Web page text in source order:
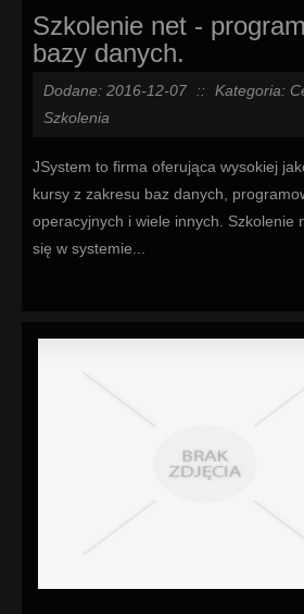
Szkolenie net -
bazy danych.
Dodane: 2016-12-07 ::
Kategoria:
Szkolenia
JSystem to firma oferująca wysokiej
kursy z zakresu baz danych,
operacyjnych i wiele innych. Szkolenie
się w systemie...